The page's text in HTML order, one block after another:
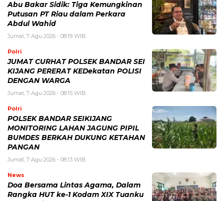
Abu Bakar Sidik: Tiga Kemungkinan
Putusan PT Riau dalam Perkara
Abdul Wahid
Jumat, 7 Agu 2026 - 08:19 WIB
Polri
JUMAT CURHAT POLSEK BANDAR SEI
KIJANG PERERAT KEDekatan POLISI
DENGAN WARGA
Jumat, 7 Agu 2026 - 08:15 WIB
Polri
POLSEK BANDAR SEIKIJANG
MONITORING LAHAN JAGUNG PIPIL
BUMDES BERKAH DUKUNG KETAHAN
PANGAN
Jumat, 7 Agu 2026 - 08:13 WIB
News
Doa Bersama Lintas Agama, Dalam
Rangka HUT ke-1 Kodam XIX Tuanku